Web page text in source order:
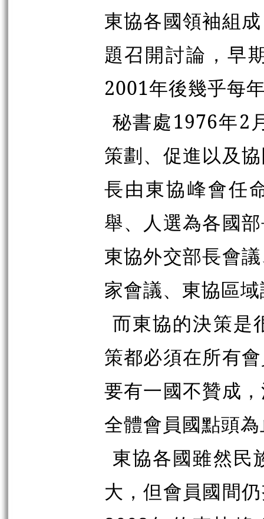
東協各國領袖組
題召開討論，早
2001年後幾乎每
秘書處1976年2
策劃、促進以及
長由東協峰會任
舉、人選為各國
東協外交部長會
家會議、東協區
而東協的決策是
策都必須在所有
要有一國不贊成
全體會員國點頭
東協各國雖然民
大，但會員國間